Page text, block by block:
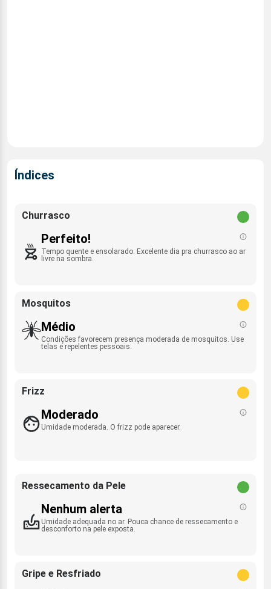
Índices
Churrasco
Perfeito!
Tempo quente e ensolarado. Excelente dia pra churrasco ao ar
livre na sombra.
Mosquitos
Médio
Condições favorecem presença moderada de mosquitos. Use
telas e repelentes pessoais.
Frizz
Moderado
Umidade moderada. O frizz pode aparecer.
Ressecamento da Pele
Nenhum alerta
Umidade adequada no ar. Pouca chance de ressecamento e
desconforto na pele exposta.
Gripe e Resfriado